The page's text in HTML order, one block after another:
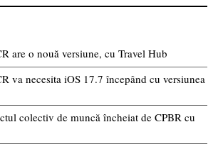
are o nouă versiune, cu Travel Hub
va necesita iOS 17.7 începând cu versiunea
colectiv de muncă încheiat de CPBR cu